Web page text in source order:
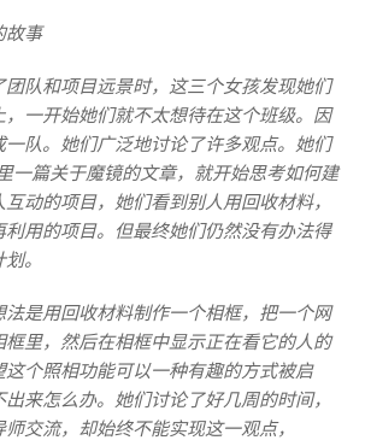
故事
团队和项目远景时，这三个女孩发现她们
，一开始她们就不太想待在这个班级。因
一队。她们广泛地讨论了许多观点。她们
一篇关于魔镜的文章，就开始思考如何建
动的项目，她们看到别人用回收材料，
用的项目。但最终她们仍然没有办法得
。
法是用回收材料制作一个相框，把一个网
里，然后在相框中显示正在看它的人的
这个照相功能可以一种有趣的方式被启
来怎么办。她们讨论了好几周的时间，
师交流，却始终不能实现这一观点，